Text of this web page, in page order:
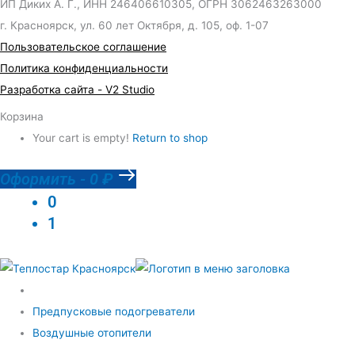
ИП Диких А. Г., ИНН 246406610305, ОГРН 3062463263000
г. Красноярск, ул. 60 лет Октября, д. 105, оф. 1-07
Пользовательское соглашение
Политика конфиденциальности
Разработка сайта - V2 Studio
Корзина
Your cart is empty! Return to shop
Оформить - 0 ₽
0
1
Предпусковые подогреватели
Воздушные отопители